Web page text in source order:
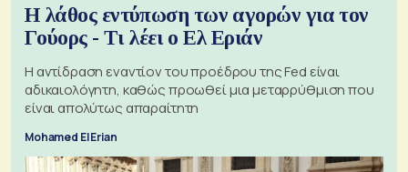
Η λάθος εντύπωση των αγορών για τον
Γούορς - Τι λέει ο Ελ Εριάν
Η αντίδραση εναντίον του προέδρου της Fed είναι
αδικαιολόγητη, καθώς προωθεί μια μεταρρύθμιση που
είναι απολύτως απαραίτητη
Mohamed El Erian